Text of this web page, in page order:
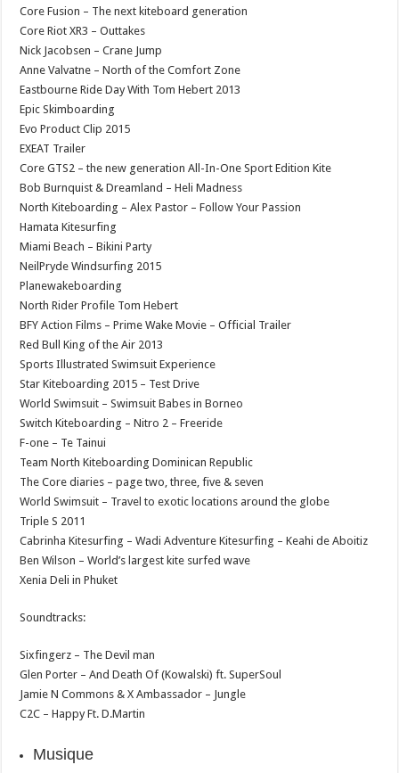
Core Fusion – The next kiteboard generation
Core Riot XR3 – Outtakes
Nick Jacobsen – Crane Jump
Anne Valvatne – North of the Comfort Zone
Eastbourne Ride Day With Tom Hebert 2013
Epic Skimboarding
Evo Product Clip 2015
EXEAT Trailer
Core GTS2 – the new generation All-In-One Sport Edition Kite
Bob Burnquist & Dreamland – Heli Madness
North Kiteboarding – Alex Pastor – Follow Your Passion
Hamata Kitesurfing
Miami Beach – Bikini Party
NeilPryde Windsurfing 2015
Planewakeboarding
North Rider Profile Tom Hebert
BFY Action Films – Prime Wake Movie – Official Trailer
Red Bull King of the Air 2013
Sports Illustrated Swimsuit Experience
Star Kiteboarding 2015 – Test Drive
World Swimsuit – Swimsuit Babes in Borneo
Switch Kiteboarding – Nitro 2 – Freeride
F-one – Te Tainui
Team North Kiteboarding Dominican Republic
The Core diaries – page two, three, five & seven
World Swimsuit – Travel to exotic locations around the globe
Triple S 2011
Cabrinha Kitesurfing – Wadi Adventure Kitesurfing – Keahi de Aboitiz
Ben Wilson – World’s largest kite surfed wave
Xenia Deli in Phuket
Soundtracks:
Sixfingerz – The Devil man
Glen Porter – And Death Of (Kowalski) ft. SuperSoul
Jamie N Commons & X Ambassador – Jungle
C2C – Happy Ft. D.Martin
Musique